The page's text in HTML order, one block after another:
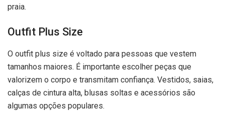
praia.
Outfit Plus Size
O outfit plus size é voltado para pessoas que vestem
tamanhos maiores. É importante escolher peças que
valorizem o corpo e transmitam confiança. Vestidos, saias,
calças de cintura alta, blusas soltas e acessórios são
algumas opções populares.